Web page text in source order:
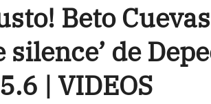
Beto
silence’ de
| VIDEOS